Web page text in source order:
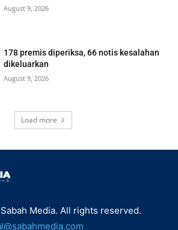
August 9, 2026
178 premis diperiksa, 66 notis kesalahan
dikeluarkan
August 9, 2026
Load more
Media. All rights reserved.